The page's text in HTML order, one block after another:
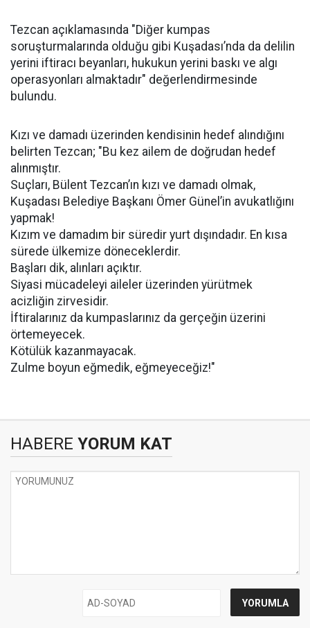
Tezcan açıklamasında "Diğer kumpas
soruşturmalarında olduğu gibi Kuşadası’nda da delilin
yerini iftiracı beyanları, hukukun yerini baskı ve algı
operasyonları almaktadır" değerlendirmesinde
bulundu.
Kızı ve damadı üzerinden kendisinin hedef alındığını
belirten Tezcan; "Bu kez ailem de doğrudan hedef
alınmıştır.
Suçları, Bülent Tezcan’ın kızı ve damadı olmak,
Kuşadası Belediye Başkanı Ömer Günel’in avukatlığını
yapmak!
Kızım ve damadım bir süredir yurt dışındadır. En kısa
sürede ülkemize döneceklerdir.
Başları dik, alınları açıktır.
Siyasi mücadeleyi aileler üzerinden yürütmek
acizliğin zirvesidir.
İftiralarınız da kumpaslarınız da gerçeğin üzerini
örtemeyecek.
Kötülük kazanmayacak.
Zulme boyun eğmedik, eğmeyeceğiz!"
HABERE YORUM KAT